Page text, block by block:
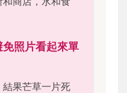
照片看起來單
果芒草一片死